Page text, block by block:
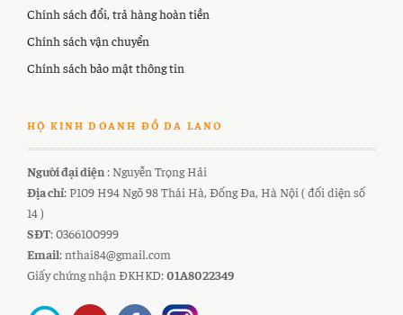
Chính sách đổi, trả hàng hoàn tiền
Chính sách vận chuyển
Chính sách bảo mật thông tin
HỘ KINH DOANH ĐỒ DA LANO
Người đại diện : Nguyễn Trọng Hải
Địa chỉ: P109 H94 Ngõ 98 Thái Hà, Đống Đa, Hà Nội ( đối diện số
14 )
SĐT: 0366100999
Email: nthai84@gmail.com
Giấy chứng nhận ĐKHKD:01A8022349